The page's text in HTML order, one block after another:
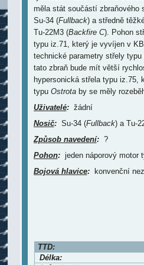
měla stát součástí zbraňového
Su-34 (Fullback) a středně
Tu-22M3 (Backfire C). Pohon
typu iz.71, který je vyvíjen v
technické parametry střely typu
tato zbraň bude mít větší
hypersonická střela typu iz.75,
typu Ostrotaby se měly
Uživatelé:žádní
Nosič:Su-34 (Fullback) a Tu-
Způsob navedení:?
Pohon:jeden náporový motor
Bojová hlavice:konvenční
TTD:
Délka: